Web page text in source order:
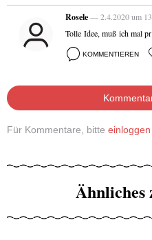
Rosele— 2.4.2020 um
Tolle Idee, muß ich mal
KOMMENTIEREN
Für Kommentare, bitte einloggen
Ähnliches